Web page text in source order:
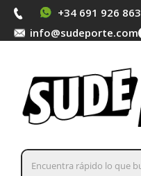
+34 691 926 863
info@sudeporte.com